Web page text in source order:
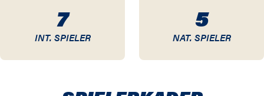
7
INT. SPIELER
5
NAT. SPIELER